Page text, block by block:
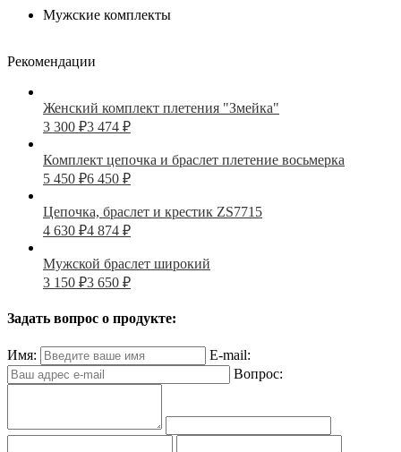
Мужские комплекты
Рекомендации
Женский комплект плетения "Змейка"
3 300 ₽3 474 ₽
Комплект цепочка и браслет плетение восьмерка
5 450 ₽6 450 ₽
Цепочка, браслет и крестик ZS7715
4 630 ₽4 874 ₽
Мужской браслет широкий
3 150 ₽3 650 ₽
Задать вопрос о продукте:
Имя:
E-mail:
Вопрос: